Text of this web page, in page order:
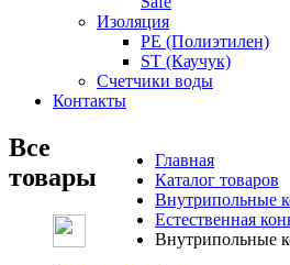
Изоляция
PE (Полиэтилен)
ST (Каучук)
Счетчики воды
Контакты
Главная
Каталог товаров
Внутрипольные
Естественная
Внутрипольные
Все
товары